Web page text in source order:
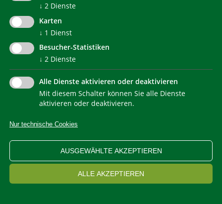
Bidese Paolo Arch.
333/4469126
paolo.bidese@gmail.com
Conti San Martino 4
10081 Castellamonte
WEITERLESEN
↓ 2 Dienste
Karten
↓ 1 Dienst
Besucher-Statistiken
↓ 2 Dienste
Alle Dienste aktivieren oder deaktivieren
Mit diesem Schalter können Sie alle Dienste
aktivieren oder deaktivieren.
Nur technische Cookies
AUSGEWÄHLTE AKZEPTIEREN
ALLE AKZEPTIEREN